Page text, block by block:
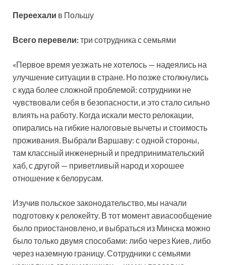
Переехали в Польшу
Всего перевели:три сотрудника с семьями
«Первое время уезжать не хотелось — надеялись на
улучшение ситуации в стране. Но позже столкнулись
с куда более сложной проблемой: сотрудники не
чувствовали себя в безопасности, и это стало сильно
влиять на работу. Когда искали место релокации,
опирались на гибкие налоговые вычеты и стоимость
проживания. Выбрали Варшаву: с одной стороны,
там классный инженерный и предпринимательский
хаб, с другой — приветливый народ и хорошее
отношение к белорусам.
Изучив польское законодательство, мы начали
подготовку к релокейту. В тот момент авиасообщение
было приостановлено, и выбраться из Минска можно
было только двумя способами: либо через Киев, либо
через наземную границу. Сотрудники с семьями